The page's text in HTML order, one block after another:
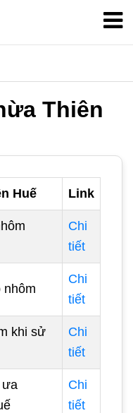
Thiên
Huế Link
Chi
tiết
nhôm
Chi
tiết
khi sử
Chi
tiết
ưa
Chi
tiết